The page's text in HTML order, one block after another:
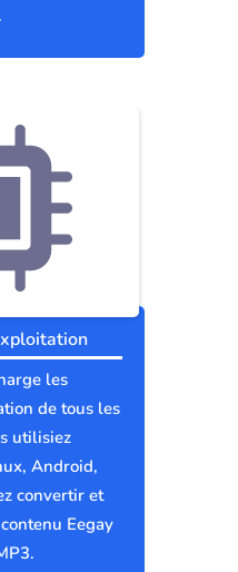
les
de tous les
utilisiez
Android,
convertir et
Eegay